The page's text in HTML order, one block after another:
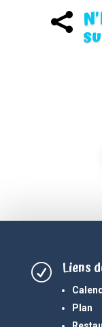

R Liens
Plan